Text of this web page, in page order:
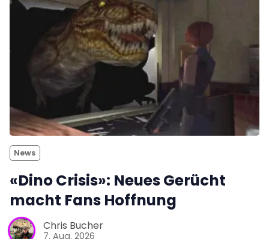
News
«Dino Crisis»: Neues Gerücht
macht Fans Hoffnung
Chris Bucher
7. Aug. 2026